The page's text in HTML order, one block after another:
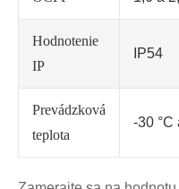
Hodnotenie
IP
IP54
Prevádzková
teplota
-30 °C